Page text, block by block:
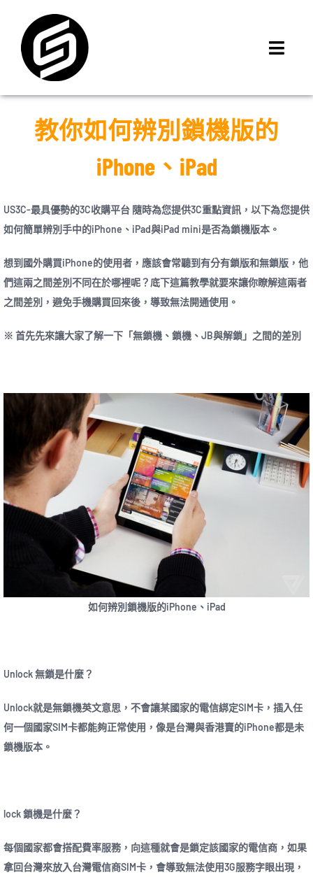
content
門市據點
iMCheck APP
最新資訊
聯絡我們
教你如何辨別鎖機版的
iPhone、iPad
US3C-最具優勢的3C收購平台 隨時為您提供3C重點資訊，以下為您提供
如何簡單辨別手中的iPhone、iPad與iPad mini是否為鎖機版本。
想到國外購買iPhone的使用者，應該會常聽到有分有鎖版和無鎖版，他
們這兩之間差別不同在於哪裡呢？底下這篇教學就要來讓你瞭解這兩者
之間差別，避免手機購買回來後，導致無法開通使用。
※ 首先先來讓大家了解一下「無鎖機、鎖機、JB與解鎖」之間的差別
如何辨別鎖機版的iPhone、iPad
Unlock 無鎖是什麼？
Unlock就是無鎖機英文意思，不會讓某國家的電信綁定SIM卡，插入任
何一個國家SIM卡都能夠正常使用，像是台灣與香港賣的iPhone都是未
鎖機版本。
lock 鎖機是什麼？
每個國家都會搭配費率服務，向這種就會是鎖定該國家的電信商，如果
拿回台灣來放入台灣電信商SIM卡，會導致無法使用3G服務字眼出現，